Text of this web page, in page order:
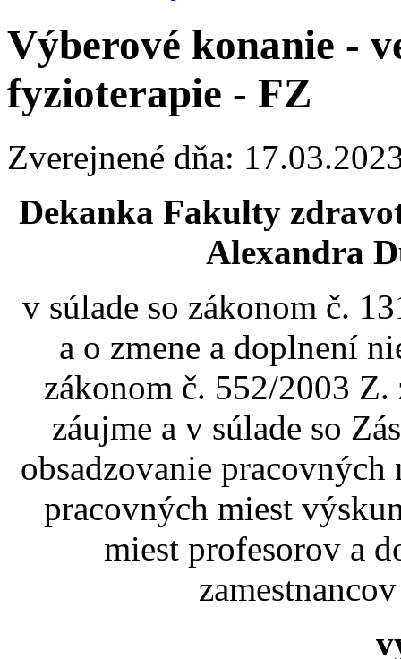
Výberové konanie -
fyzioterapie - FZ
Zverejnené dňa:
Dekanka Fakulty
Alexandra
v súlade so zákonom č.
a o zmene a doplnení
zákonom č. 552/2003
záujme a v súlade so
obsadzovanie
pracovných miest
miest profesorov a